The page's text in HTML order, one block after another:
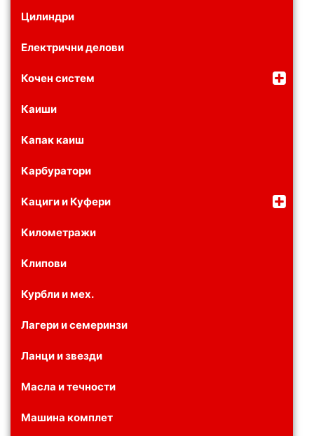
Цилиндри
Електрични делови
Кочен систем
Каиши
Капак каиш
Карбуратори
Кациги и Куфери
Километражи
Клипови
Курбли и мех.
Лагери и семеринзи
Ланци и звезди
Масла и течности
Машина комплет